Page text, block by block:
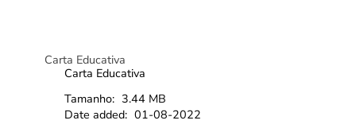
Carta Educativa
Carta Educativa
Tamanho: 3.44 MB
Date added: 01-08-2022